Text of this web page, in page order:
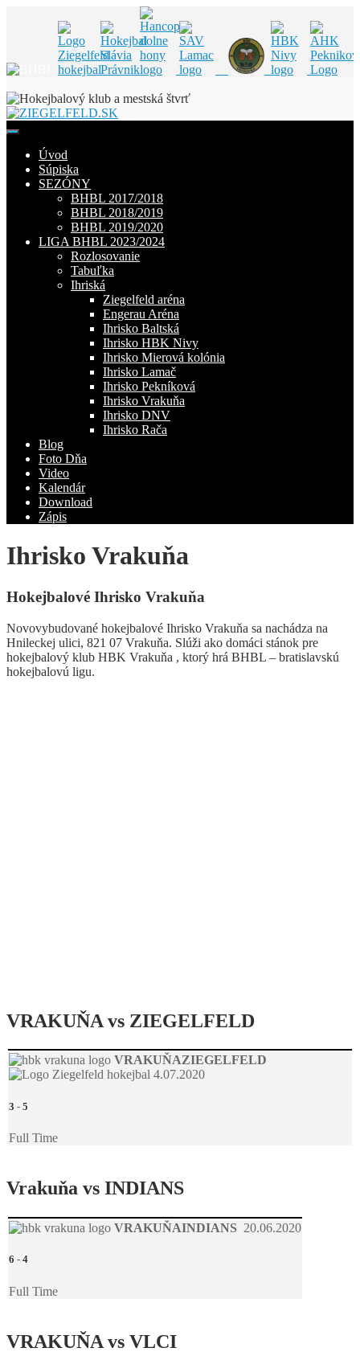
to
content
Úvod
Súpiska
SEZÓNY
BHBL 2017/2018
BHBL 2018/2019
BHBL 2019/2020
LIGA BHBL 2023/2024
Rozlosovanie
Tabuľka
Ihriská
Ziegelfeld aréna
Engerau Aréna
Ihrisko Baltská
Ihrisko HBK Nivy
Ihrisko Mierová kolónia
Ihrisko Lamač
Ihrisko Pekníková
Ihrisko Vrakuňa
Ihrisko DNV
Ihrisko Rača
Blog
Foto Dňa
Video
Kalendár
Download
Zápis
Ihrisko Vrakuňa
Hokejbalové Ihrisko Vrakuňa
Novovybudované hokejbalové Ihrisko Vrakuňa sa nachádza na
Hnileckej ulici, 821 07 Vrakuňa. Slúži ako domáci stánok pre
hokejbalový klub HBK Vrakuňa , ktorý hrá BHBL – bratislavskú
hokejbalovú ligu.
VRAKUŇA vs ZIEGELFELD
VRAKUŇAZIEGELFELD
4.07.2020
3 - 5
Full Time
Vrakuňa vs INDIANS
VRAKUŇAINDIANS 20.06.2020
6 - 4
Full Time
VRAKUŇA vs VLCI